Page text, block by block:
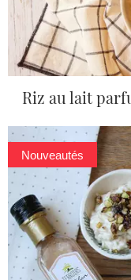
Riz au lait
Nouveautés